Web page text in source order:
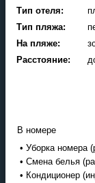
Тип отеля:
Тип пляжа:
На пляже:
Расстояние:
В номере
• Уборка номера
• Смена белья
• Кондиционер